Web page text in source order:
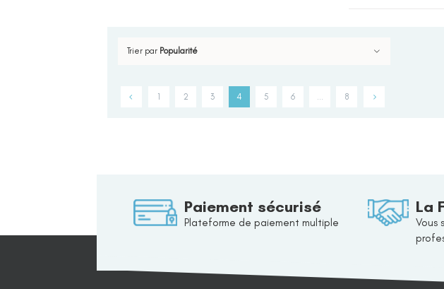
Trier par Popularité
1 2 3 4 5 6 … 8
Paiement sécurisé
Plateforme de paiement multiple
La
Vous